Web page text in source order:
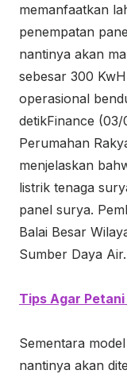
memanfaatkan
penempatan
nantinya akan
sebesar 300
operasional
detikFinance
Perumahan
menjelaskan
listrik tenaga
panel surya.
Balai Besar
Sumber Daya Air.
Tips Agar
Sementara
nantinya akan